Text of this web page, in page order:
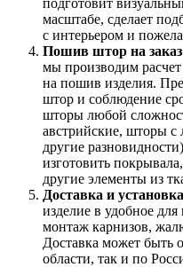
масштабе, сделает
с интерьером и
Пошив штор на заказ
мы производим
на пошив изделия.
штор и соблюдение
шторы любой
австрийские, шторы с
другие
изготовить
другие элементы из
Доставка и
изделие в удобное
монтаж карнизов,
Доставка может быть
области, так и по